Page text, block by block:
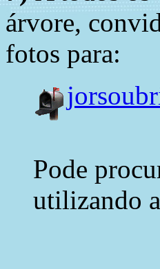
árvore,
fotos para:
Pode
utilizando